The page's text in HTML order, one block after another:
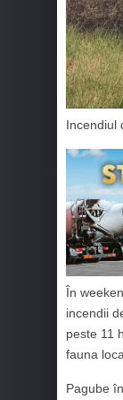
Incendiul
În
incendii
peste 11
fauna
Pagube